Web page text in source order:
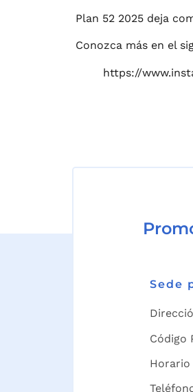
Plan 52 2025 deja
Conozca más en el
https://
Sede
Código
Horario